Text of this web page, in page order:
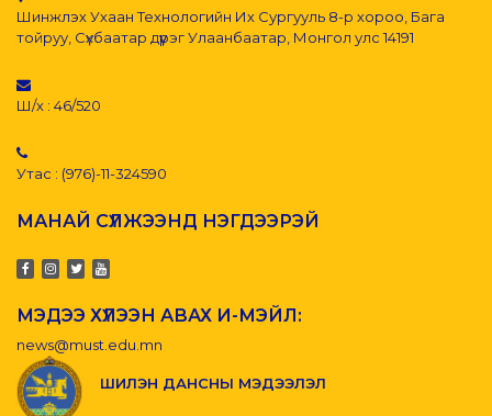
Шинжлэх Ухаан Технологийн Их Сургууль 8-р хороо, Бага
тойруу, Сүхбаатар дүүрэг Улаанбаатар, Монгол улс 14191
Ш/х : 46/520
Утас : (976)-11-324590
МАНАЙ СҮЛЖЭЭНД НЭГДЭЭРЭЙ
МЭДЭЭ ХҮЛЭЭН АВАХ И-МЭЙЛ:
news@must.edu.mn
ШИЛЭН ДАНСНЫ МЭДЭЭЛЭЛ